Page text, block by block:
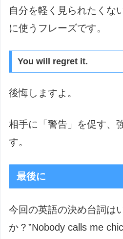
自分を軽く見られたくな
に使うフレーズです。
You will regret it.
後悔しますよ。
相手に「警告」を促す、
す。
最後に
今回の英語の決め台詞は
か？”Nobody calls me